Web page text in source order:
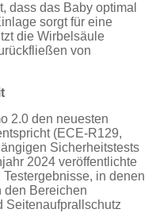
dass das Baby optimal
sorgt für eine
die Wirbelsäule
von
2.0 den neuesten
(ECE-R129,
Sicherheitstests
2024 veröffentlichte
in denen
den Bereichen
Seitenaufprallschutz